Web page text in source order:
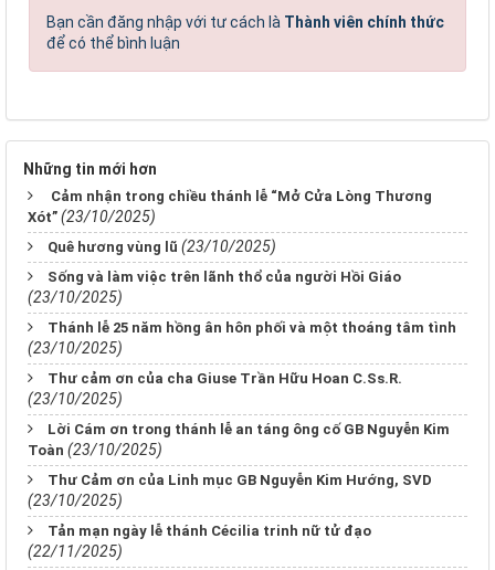
Bạn cần đăng nhập với tư cách là Thành viên chính thức
để có thể bình luận
Những tin mới hơn
Cảm nhận trong chiều thánh lễ “Mở Cửa Lòng Thương
Xót” (23/10/2025)
Quê hương vùng lũ (23/10/2025)
Sống và làm việc trên lãnh thổ của người Hồi Giáo
(23/10/2025)
Thánh lễ 25 năm hồng ân hôn phối và một thoáng tâm tình
(23/10/2025)
Thư cảm ơn của cha Giuse Trần Hữu Hoan C.Ss.R.
(23/10/2025)
Lời Cám ơn trong thánh lễ an táng ông cố GB Nguyễn Kim
Toàn (23/10/2025)
Thư Cảm ơn của Linh mục GB Nguyễn Kim Hướng, SVD
(23/10/2025)
Tản mạn ngày lễ thánh Cécilia trinh nữ tử đạo
(22/11/2025)